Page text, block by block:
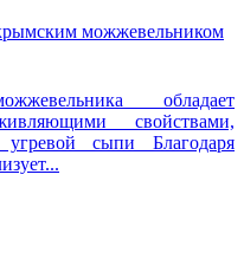
можжевельником
обладает
свойствами,
угревой сыпи Благодаря